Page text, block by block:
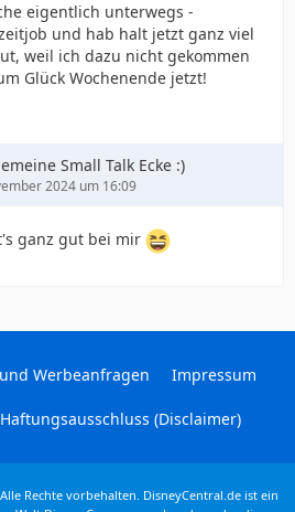
eigentlich unterwegs -
und hab halt jetzt ganz viel
weil ich dazu nicht gekommen
Glück Wochenende jetzt!
Small Talk Ecke :)
2024 um 16:09
ganz gut bei mir
Werbeanfragen Impressum
Haftungsausschluss (Disclaimer)
Rechte vorbehalten. DisneyCentral.de ist ein